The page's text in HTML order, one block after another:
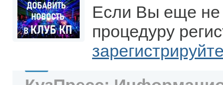
Если Вы еще не
процедуру